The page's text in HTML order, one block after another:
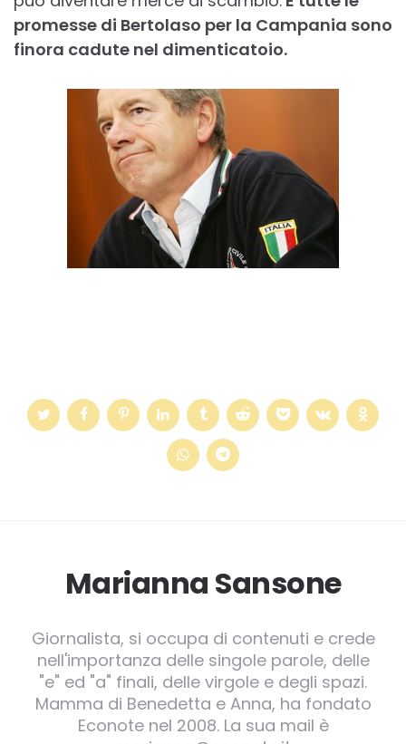
promesse di Bertolaso per la Campania sono
finora cadute nel dimenticatoio.
Marianna Sansone
Giornalista, si occupa di contenuti e crede
nell'importanza delle singole parole, delle
"e" ed "a" finali, delle virgole e degli spazi.
Mamma di Benedetta e Anna, ha fondato
Econote nel 2008. La sua mail è